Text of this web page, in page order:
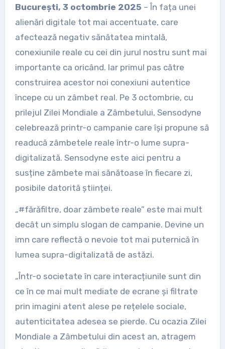
București, 3 octombrie 2025 – În fața unei
alienări digitale tot mai accentuate, care
afectează negativ sănătatea mintală,
conexiunile reale cu cei din jurul nostru sunt mai
importante ca oricând. Iar primul pas către
construirea acestor noi conexiuni autentice
începe cu un zâmbet real. Pe 3 octombrie, cu
prilejul Zilei Mondiale a Zâmbetului, Sensodyne
celebrează printr-o campanie care își propune să
readucă zâmbetele reale într-o lume supra-
digitalizată. Sensodyne este aici pentru a
susține zâmbete mai sănătoase în fiecare zi,
posibile datorită științei.
„#fărăfiltre, doar zâmbete reale” este mai mult
decât un simplu slogan de campanie. Devine un
imn care reflectă o nevoie tot mai puternică în
lumea supra-digitalizată de astăzi.
„Într-o societate în care interacțiunile sunt din
ce în ce mai mult mediate de ecrane și filtrate
prin imagini atent alese pe rețelele sociale,
autenticitatea adesea se pierde. Cu ocazia Zilei
Mondiale a Zâmbetului din acest an, atragem